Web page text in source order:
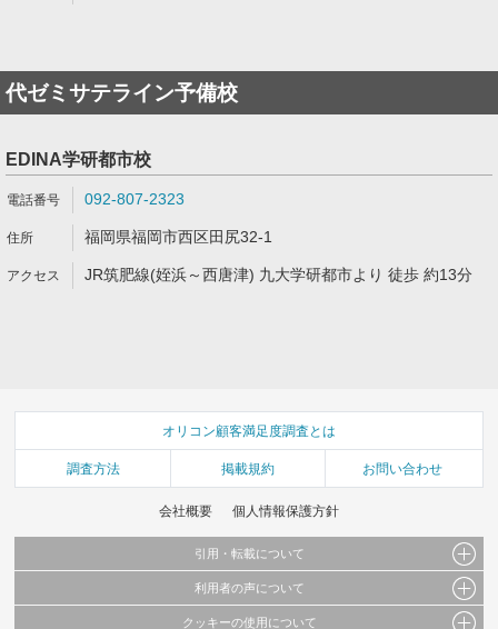
代ゼミサテライン予備校
EDINA学研都市校
092-807-2323
福岡県福岡市西区田尻32-1
JR筑肥線(姪浜～西唐津) 九大学研都市より 徒歩 約13分
オリコン顧客満足度調査とは
調査方法 掲載規約 お問い合わせ
会社概要 個人情報保護方針
引用・転載について
当サイトで公開されている情報（文字、写真、イラスト、画像データ等）及びこれらの配
利用者の声について
当サイトに掲載している内容はすべてサービスの利用者が提出された見解・感想です。
クッキーの使用について